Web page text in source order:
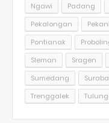
Ngawi
Padang
Pekalongan
Pontianak
Sleman
Sragen
Sumedang
Trenggalek